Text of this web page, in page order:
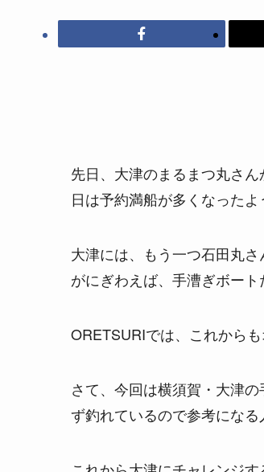
先日、大津のまるまつ丸さ
日は予約満船が多くなった
大津には、もう一つ石田丸
がにぎわえば、手漕ぎボー
ORETSURIでは、これから
さて、今回は横須賀・大津
ず釣れているので参考になる